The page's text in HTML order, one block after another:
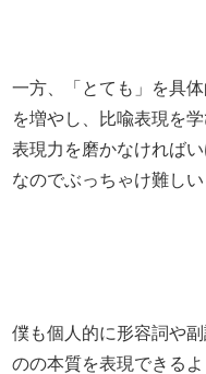
一方、「とても」を具
を増やし、比喩表現を
表現力を磨かなければい
なのでぶっちゃけ難し
僕も個人的に形容詞や
のの本質を表現できる